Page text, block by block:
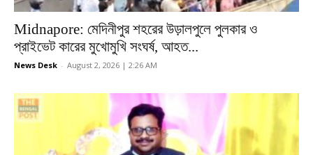
Midnapore: মেদিনীপুর শহরের উড়ালপুলে পুলকার ও
প্রাইভেট কারের মুখোমুখি সংঘর্ষ, আহত...
News Desk - August 2, 2026 | 2:26 AM